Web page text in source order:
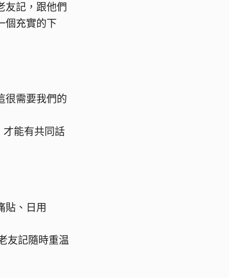
友記，跟他們
個充實的下
很需要我們的
！
能有共同話
貼、日用
(^_^)
友記隨時重温